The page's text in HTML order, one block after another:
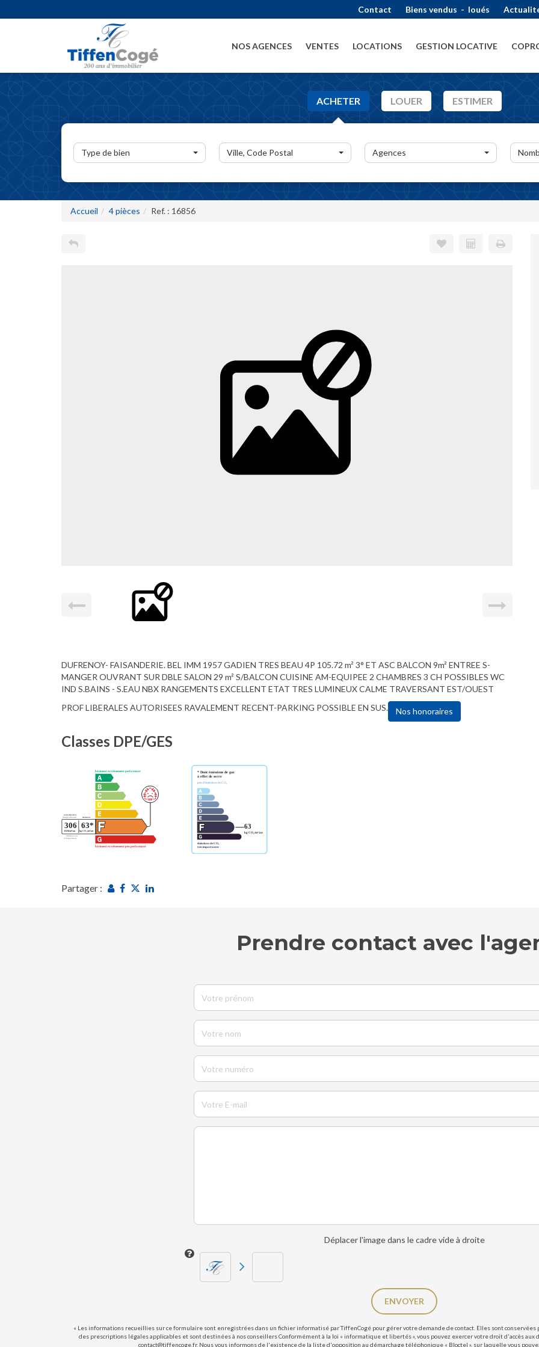
Contact Biens vendus - loués
NOS AGENCES VENTES LOCATIONS GESTION LOCATIVE
ACHETER LOUER ESTIMER
Type de bien Ville, Code Postal Agences
Accueil 4 pièces Ref. : 16856
DUFRENOY- FAISANDERIE. BEL IMM 1957 GADIEN TRES BEAU 4P 105.72 m² 3° ET ASC BALCON 9m² ENTREE S-
MANGER OUVRANT SUR DBLE SALON 29 m² S/BALCON CUISINE AM-EQUIPEE 2 CHAMBRES 3 CH POSSIBLES WC
IND S.BAINS - S.EAU NBX RANGEMENTS EXCELLENT ETAT TRES LUMINEUX CALME TRAVERSANT EST/OUEST
PROF LIBERALES AUTORISEES RAVALEMENT RECENT-PARKING POSSIBLE EN SUS.
Nos honoraires
Classes DPE/GES
Partager :
Prendre contact avec
Déplacer l'image dans le cadre vide à droite
ENVOYER
« Les informations recueillies sur ce formulaire sont enregistrées dans un fichier informatisé par TiffenCogé pour gérer votre demande de contact. Elles sont
des prescriptions légales applicables et sont destinées à nos conseillers Conformément à la loi « informatique et libertés », vous pouvez exercer votre droit d'accès
contact@tiffencoge.fr. Nous vous informons de l'existence de la liste d'opposition au démarchage téléphonique « Bloctel », sur laquelle vous